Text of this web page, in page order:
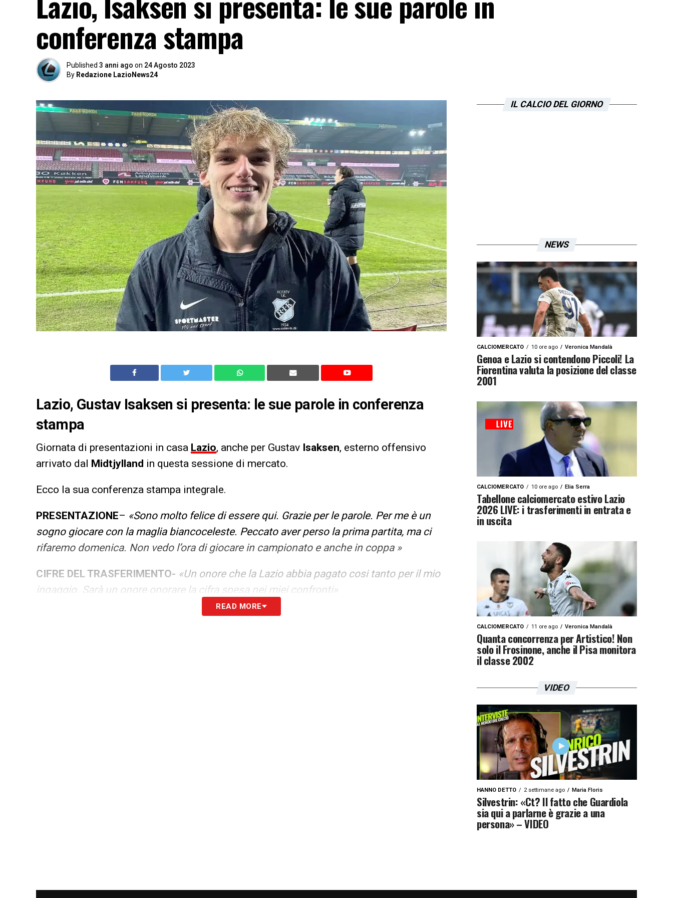
conferenza stampa
Published 3 anni ago on 24 Agosto 2023
By Redazione LazioNews24
Lazio, Gustav Isaksen si presenta: le sue parole in conferenza
stampa
Giornata di presentazioni in casa Lazio, anche per Gustav Isaksen, esterno offensivo
arrivato dal Midtjylland in questa sessione di mercato.
Ecco la sua conferenza stampa integrale.
PRESENTAZIONE– «Sono molto felice di essere qui. Grazie per le parole. Per me è un
sogno giocare con la maglia biancoceleste. Peccato aver perso la prima partita, ma ci
rifaremo domenica. Non vedo l’ora di giocare in campionato e anche in coppa »
CIFRE DEL TRASFERIMENTO- «Un onore che la Lazio abbia pagato cosi tanto per il mio
ingaggio. Sarà un onore onorare la cifra spesa nei miei confronti»
«La lega danese è in forte crescita. Ci sono tre squadre che
presupposti per continuare a crescere.»
READ MORE
IL CALCIO DEL GIORNO
NEWS
CALCIOMERCATO 10 ore ago Veronica Mandalà
Genoa e Lazio si contendono Piccoli! La
Fiorentina valuta la posizione del classe
2001
CALCIOMERCATO 10 ore ago Elia Serra
Tabellone calciomercato estivo Lazio
2026 LIVE: i trasferimenti in entrata e
in uscita
CALCIOMERCATO 11 ore ago Veronica Mandalà
Quanta concorrenza per Artistico! Non
solo il Frosinone, anche il Pisa monitora
il classe 2002
VIDEO
HANNO DETTO 2 settimane ago Maria Floris
Silvestrin: «Ct? Il fatto che Guardiola
sia qui a parlarne è grazie a una
persona» – VIDEO